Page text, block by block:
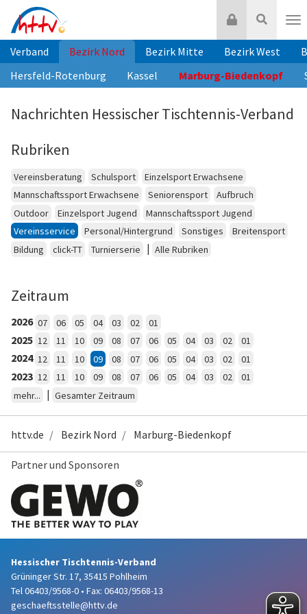
Inhalt
springen
Suche
Login
Verband Bezirk Nord Bezirk Mitte Bezirk West
Hersfeld-Rotenburg
Kassel Marburg-Biedenkopf
Nachrichten Hessischer Tischtennis-Verband
Rubriken
Vereinsberatung Schulsport
Einzelsport Erwachsene
Mannschaftssport Erwachsene
Seniorensport
Aufbruch
Outdoor
Einzelsport Jugend
Mannschaftssport Jugend
Vereinsservice
Personal/Hintergrund Sonstiges
Breitensport
Bildung
click-TT Turnierserie | Alle Rubriken
Zeitraum
2026 07 06 05 04 03 02 01
2025 12 11 10 09 08 07 06 05 04 03 02 01
2024 12 11 10 09 08 07 06 05 04 03 02 01
2023 12 11 10 09 08 07 06 05 04 03 02
01
mehr...
| Gesamter Zeitraum
httv.de Bezirk Nord Marburg-Biedenkopf
Partner und Sponsoren
Hessischer Tischtennis-Verband
Grüninger Str. 17, 35415 Pohlheim
Tel 06403/9568-0 • Fax: 06403/9568-13
geschaeftsstelle@httv.de